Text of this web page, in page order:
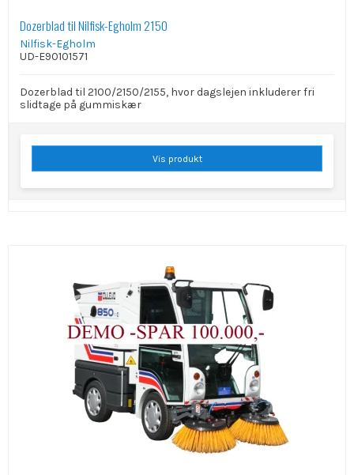
Dozerblad til Nilfisk-Egholm 2150
Nilfisk-Egholm
UD-E90101571
Dozerblad til 2100/2150/2155, hvor dagslejen inkluderer fri
slidtage på gummiskær
Vis produkt